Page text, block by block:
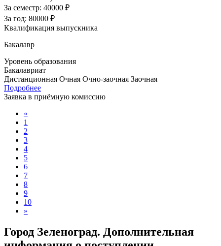
За семестр: 40000 ₽
За год: 80000 ₽
Квалификация выпускника
Бакалавр
Уровень образования
Бакалавриат
Дистанционная Очная Очно-заочная Заочная
Подробнее
Заявка в приёмную комиссию
«
1
2
3
4
5
6
7
8
9
10
»
Город Зеленоград. Дополнительная